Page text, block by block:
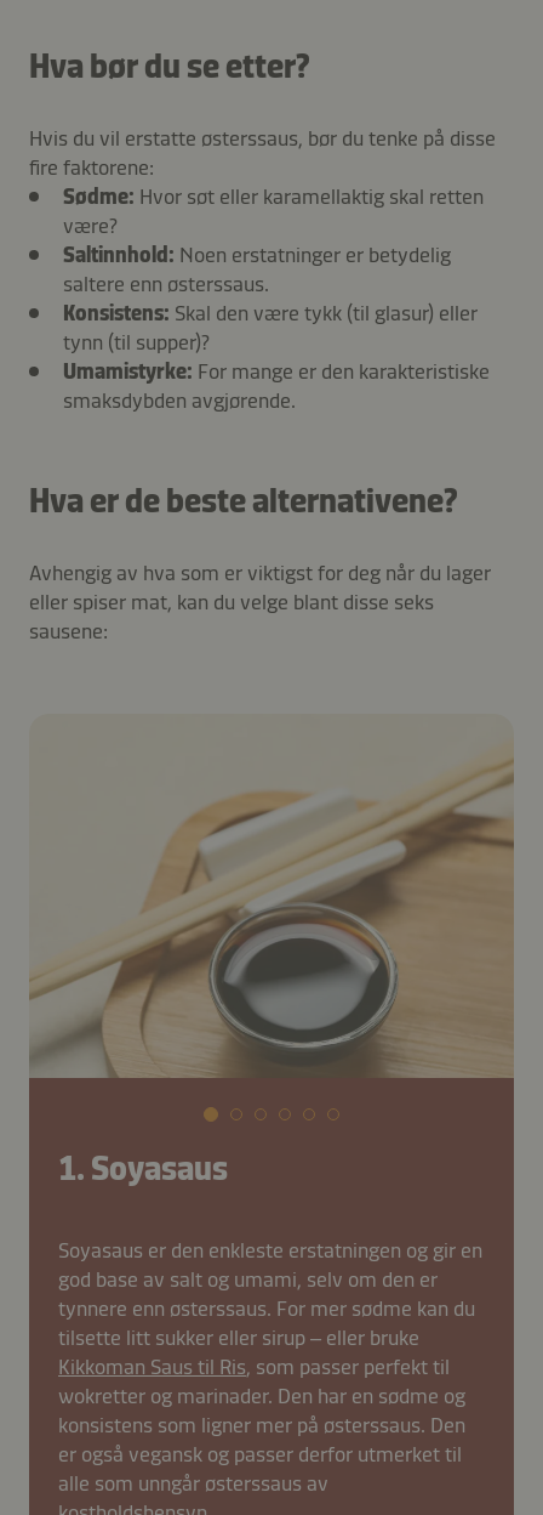
Hva bør du se etter?
Hvis du vil erstatte østerssaus, bør du tenke på disse
fire faktorene:
Sødme: Hvor søt eller karamellaktig skal retten
være?
Saltinnhold: Noen erstatninger er betydelig
saltere enn østerssaus.
Konsistens: Skal den være tykk (til glasur) eller
tynn (til supper)?
Umamistyrke: For mange er den karakteristiske
smaksdybden avgjørende.
Hva er de beste alternativene?
Avhengig av hva som er viktigst for deg når du lager
eller spiser mat, kan du velge blant disse seks
sausene:
1. Soyasaus
Soyasaus er den enkleste erstatningen og gir en
god base av salt og umami, selv om den er
tynnere enn østerssaus. For mer sødme kan du
tilsette litt sukker eller sirup – eller bruke
Kikkoman Saus til Ris, som passer perfekt til
wokretter og marinader. Den har en sødme og
konsistens som ligner mer på østerssaus. Den
er også vegansk og passer derfor utmerket til
alle som unngår østerssaus av